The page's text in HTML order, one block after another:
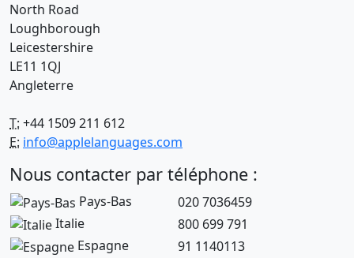
North Road
Loughborough
Leicestershire
LE11 1QJ
Angleterre
T: +44 1509 211 612
E: info@applelanguages.com
Nous contacter par téléphone :
Pays-Bas
020 7036459
Italie
800 699 791
Espagne
91 1140113